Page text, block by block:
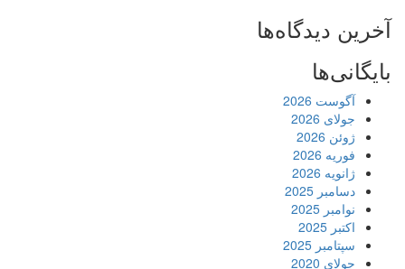
آخرین دیدگاه‌ها
بایگانی‌ها
آگوست 2026
جولای 2026
ژوئن 2026
فوریه 2026
ژانویه 2026
دسامبر 2025
نوامبر 2025
اکتبر 2025
سپتامبر 2025
جولای 2020